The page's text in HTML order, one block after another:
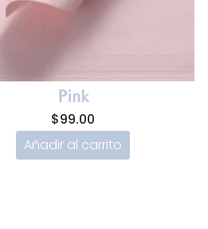
Pink
$99.00
Añadir al carrito